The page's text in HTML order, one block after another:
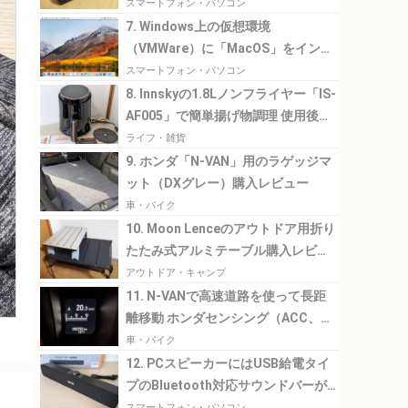
スマートフォン・パソコン
7. Windows上の仮想環境
（VMWare）に「MacOS」をインス
トール
スマートフォン・パソコン
8. Innskyの1.8Lノンフライヤー「IS-
AF005」で簡単揚げ物調理 使用後の
油の処理が楽になりました
ライフ・雑貨
9. ホンダ「N-VAN」用のラゲッジマ
ット（DXグレー）購入レビュー
車・バイク
10. Moon Lenceのアウトドア用折り
たたみ式アルミテーブル購入レビュ
ー
アウトドア・キャンプ
11. N-VANで高速道路を使って長距
離移動 ホンダセンシング（ACC、
LKAS）の使用感や燃費など
車・バイク
12. PCスピーカーにはUSB給電タイ
プのBluetooth対応サウンドバーが